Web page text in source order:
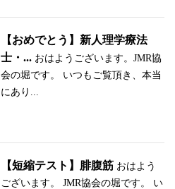
【おめでとう】新人理学療法
士・... おはようございます。JMR協
会の堀です。 いつもご覧頂き、本当
にあり...
【短縮テスト】腓腹筋 おはよう
ございます。 JMR協会の堀です。 い